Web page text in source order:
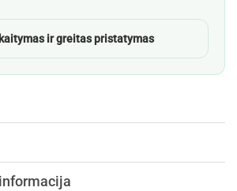
ir greitas pristatymas